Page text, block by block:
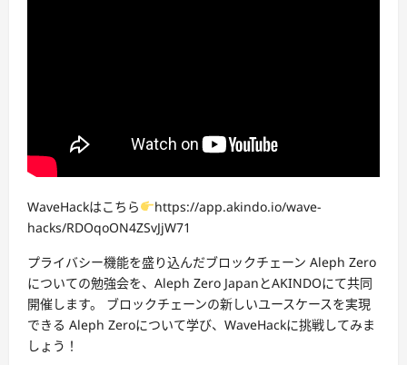
WaveHackはこちら
https://app.akindo.io/wave-
hacks/RDOqoON4ZSvJjW71
プライバシー機能を盛り込んだブロックチェーン Aleph Zero
についての勉強会を、Aleph Zero JapanとAKINDOにて共同
開催します。 ブロックチェーンの新しいユースケースを実現
できる Aleph Zeroについて学び、WaveHackに挑戦してみま
しょう！